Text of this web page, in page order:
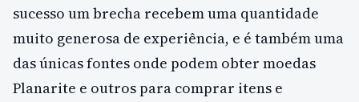
sucesso um brecha recebem uma quantidade
muito generosa de experiência, e é também uma
das únicas fontes onde podem obter moedas
Planarite e outros para comprar itens e